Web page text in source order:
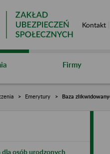
Kontakt
Firmy
Emerytury Baza
dla osób urodzonych